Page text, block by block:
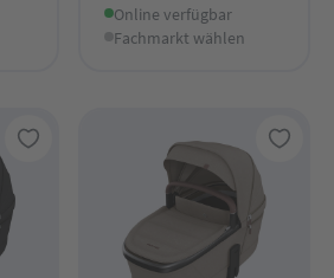
Online verfügbar
Fachmarkt wählen